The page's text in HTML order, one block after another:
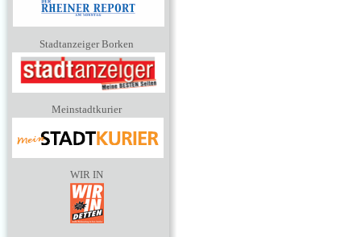
Stadtanzeiger Borken
Meinstadtkurier
WIR IN